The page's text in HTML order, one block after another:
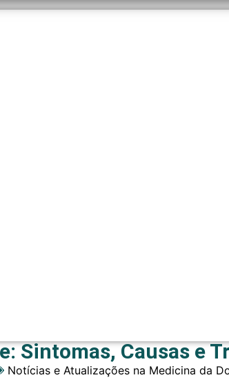
Sintomas, Causas e
Notícias e Atualizações na Medicina da